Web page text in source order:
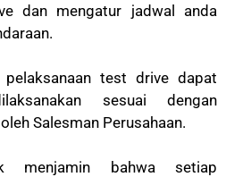
dan mengatur jadwal anda
test drive dapat
sesuai dengan
Salesman Perusahaan.
menjamin bahwa setiap